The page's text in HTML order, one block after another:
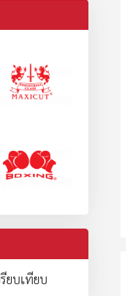
ยบเทียบ